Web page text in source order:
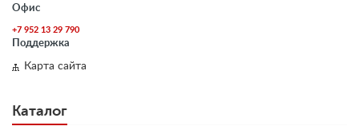
Офис
+7 952 13 29 790
Поддержка
Карта сайта
Каталог